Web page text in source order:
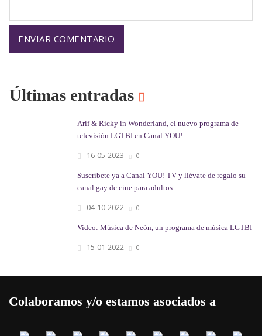
Últimas entradas
Arif & Ricky in Wonderland, el nuevo programa de
televisión LGTBI en Canal YOU!
16-05-2023 0
Suscríbete ya a Canal YOU! TV y llévate de regalo su
canal gay de cine para adultos
04-10-2022 0
Video: Música de Neón, un programa de música LGTBI
15-01-2022 0
Colaboramos y/o estamos asociados a